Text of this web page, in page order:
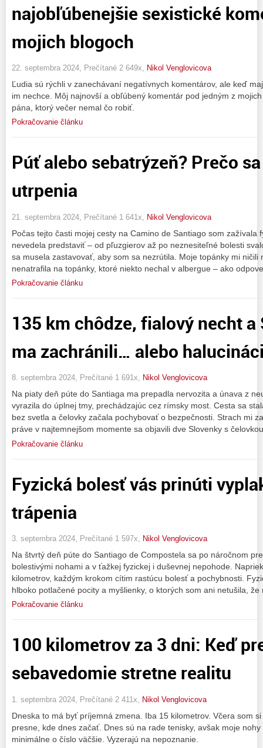
najobľúbenejšie sexistické
mojich blogoch
22. septembra 2024, Prečítané 2 649x, Nikol Venglovicova
Ľudia sú rýchli v zanechávaní negatívnych komentárov, ale keď
im nechce. Môj najnovší a obľúbený komentár pod jedným z
pána, ktorý večer nemal čo robiť.
Pokračovanie článku
Púť alebo sebatrýzeň? Prečo
utrpenia
21. septembra 2024, Prečítané 1 641x, Nikol Venglovicova
Počas tejto časti mojej cesty na Camino de Santiago som zažívala
nevedela predstaviť – od pľuzgierov až po neznesiteľné bolesti
sa musela zastavovať, aby som sa nezrútila. Moje topánky mi ničili
nenatrafila na topánky, ktoré niekto nechal v albergue – ako
Pokračovanie článku
135 km chôdze, fialový necht a
ma zachránili… alebo
8. septembra 2024, Prečítané 1 691x, Nikol Venglovicova
Na piaty deň púte do Santiaga ma prepadla nervozita a únava z
vyrazila do úplnej tmy, prechádzajúc cez rímsky most. Cesta sa
bez svetla a čelovky začala pochybovať o bezpečnosti. Strach mi
práve v najtemnejšom momente sa objavili dve Slovenky s
Pokračovanie článku
Fyzická bolesť vás prinúti
trápenia
3. septembra 2024, Prečítané 1 597x, Nikol Venglovicova
Na štvrtý deň púte do Santiago de Compostela sa po náročnom
bolestivými nohami a v ťažkej fyzickej i duševnej nepohode.
kilometrov, každým krokom cítim rastúcu bolesť a pochybnosti.
hlboko potlačené pocity a myšlienky, o ktorých som ani netušila,
Pokračovanie článku
100 kilometrov za 3 dni: Keď
sebavedomie stretne realitu
1. septembra 2024, Prečítané 2 411x, Nikol Venglovicova
Dneska to má byť príjemná zmena. Iba 15 kilometrov. Včera som
presne, kde dnes začať. Dnes sú na rade tenisky, avšak moje
minimálne o číslo väčšie. Vyzerajú na nepoznanie.